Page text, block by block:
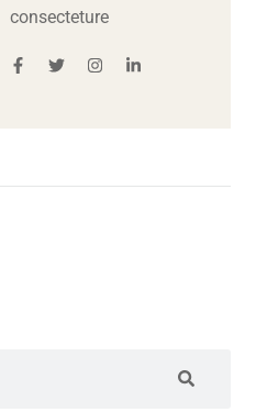
consecteture